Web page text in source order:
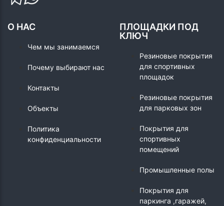
О НАС
Чем мы занимаемся
Почему выбирают нас
Контакты
Объекты
Политика
конфиденциальности
ПЛОЩАДКИ ПОД
КЛЮЧ
Резиновые покрытия
для спортивных
площадок
Резиновые покрытия
для парковых зон
Покрытия для
спортивных
помещений
Промышленные полы
Покрытия для
паркинга ,гаражей,